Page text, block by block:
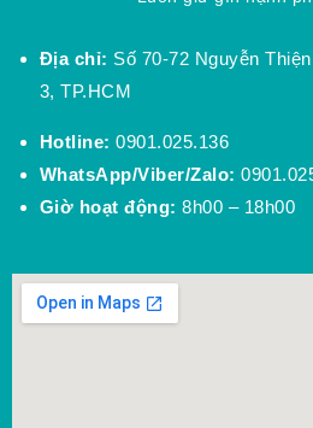
Địa chỉ: Số 70-72 Nguyễn
3, TP.HCM
Hotline: 0901.025.136
WhatsApp/Viber/Zalo:
Giờ hoạt động: 8h00 – 18h00